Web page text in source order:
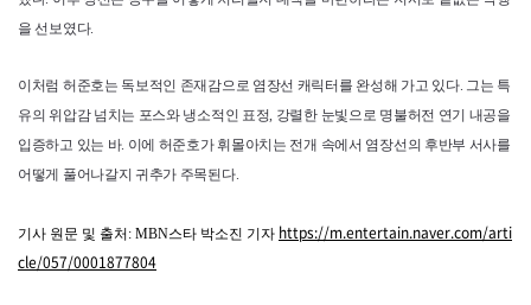
을 선보였다.
이처럼 허준호는 독보적인 존재감으로 염장선 캐릭터를 완성해 가고 있다. 그는 특
유의 위압감 넘치는 포스와 냉소적인 표정, 강렬한 눈빛으로 명불허전 연기 내공을
입증하고 있는 바. 이에 허준호가 휘몰아치는 전개 속에서 염장선의 후반부 서사를
어떻게 풀어나갈지 귀추가 주목된다.
기사 원문 및 출처: MBN스타 박소진 기자 https://m.entertain.naver.com/arti
cle/057/0001877804